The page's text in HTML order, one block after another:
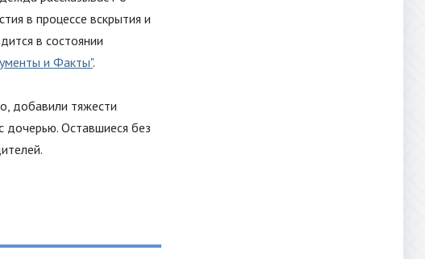
в процессе вскрытия и
в состоянии
и Факты".
добавили тяжести
дочерью. Оставшиеся без